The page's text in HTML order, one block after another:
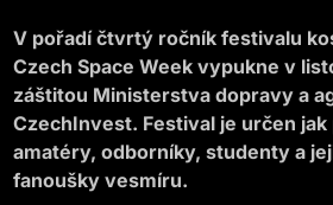
V pořadí čtvrtý ročník festivalu
Czech Space Week vypukne v
záštitou Ministerstva dopravy a
CzechInvest. Festival je určen jak
amatéry, odborníky, studenty a
fanoušky vesmíru.